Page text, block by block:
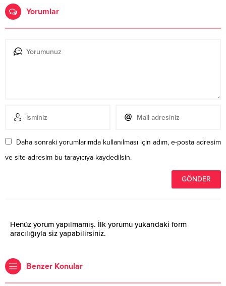
Yorumlar
Daha sonraki yorumlarımda kullanılması için adım, e-posta adresim
ve site adresim bu tarayıcıya kaydedilsin.
Henüz yorum yapılmamış. İlk yorumu yukarıdaki form
aracılığıyla siz yapabilirsiniz.
Benzer Konular